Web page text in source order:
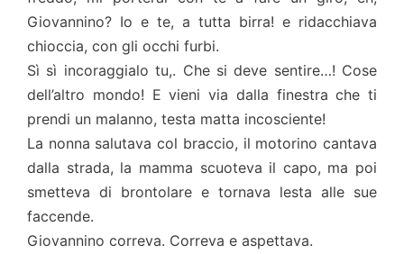
Giovannino? Io e te, a tutta birra! e ridacchiava
chioccia, con gli occhi furbi.
Sì sì incoraggialo tu,. Che si deve sentire…! Cose
dell’altro mondo! E vieni via dalla finestra che ti
prendi un malanno, testa matta incosciente!
La nonna salutava col braccio, il motorino cantava
dalla strada, la mamma scuoteva il capo, ma poi
smetteva di brontolare e tornava lesta alle sue
faccende.
Giovannino correva. Correva e aspettava.